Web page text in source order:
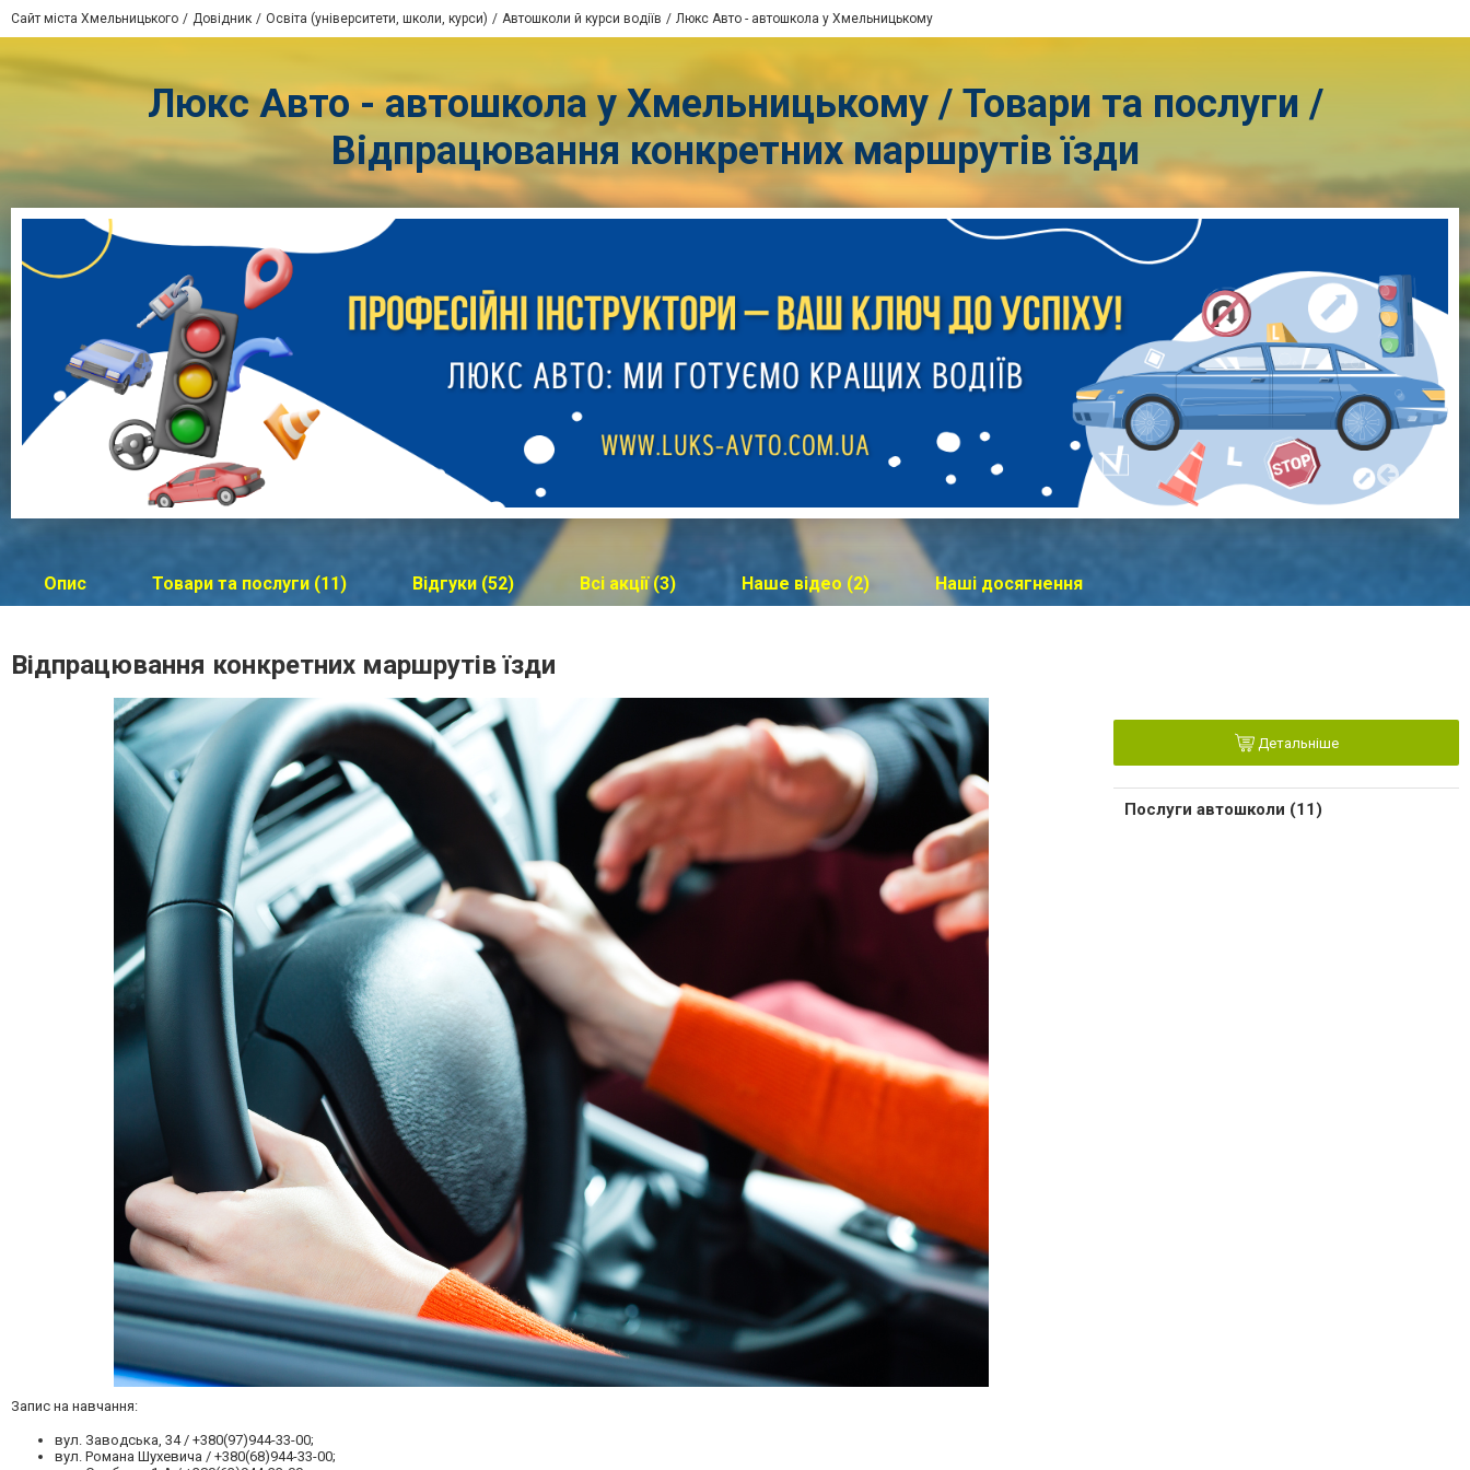
Сайт міста Хмельницького Довідник Освіта (університети, школи, курси) Автошколи й курси водіїв Люкс Авто - автошкола у Хмельницькому
Люкс Авто - автошкола у Хмельницькому / Товари та послуги /
Відпрацювання конкретних маршрутів їзди
Опис Товари та послуги (11) Відгуки (52) Всі акції (3) Наше відео (2) Наші досягнення
Відпрацювання конкретних маршрутів їзди
Запис на навчання:
вул. Заводська, 34 / +380(97)944-33-00;
вул. Романа Шухевича / +380(68)944-33-00;
Детальніше
Послуги автошколи (11)